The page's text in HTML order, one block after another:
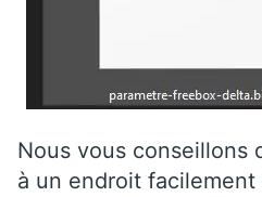
Nous vous conseillons
à un endroit